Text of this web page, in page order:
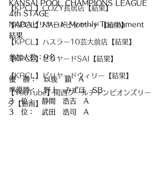
【KPCL】COZY長居店【結果】
【KPCL】NADAビリヤード【結果】
【KPCL】ハスラー10芸大前店【結果】
【KPCL】ビリヤードSAI【結果】
【KPCL】ビリヤードウィリー【結果】
【YouTube】関西プールチャンピオンズリー
グ【動画】
KANSAI POOL CHAMPIONS LEAGUE
4th STAGE
NADAビリヤード Monthly Tournament
結果
参加人数：9名
優　勝：　以後　鎮　A
準優勝：　野上　みずほ　SB
3　位：　静間　浩吉　A
3　位：　武田　浩司　A